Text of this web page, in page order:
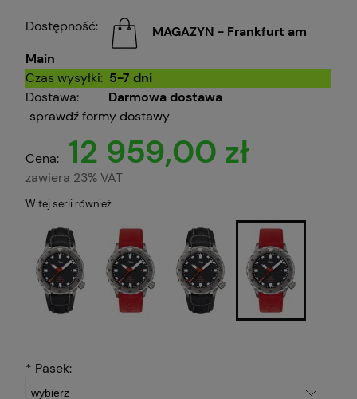
Dostępność:
MAGAZYN - Frankfurt am
Main
Czas wysyłki: 5-7 dni
Dostawa:
Darmowa dostawa
sprawdź formy dostawy
Cena: 12 959,00 zł
zawiera 23% VAT
W tej serii również:
* Pasek: